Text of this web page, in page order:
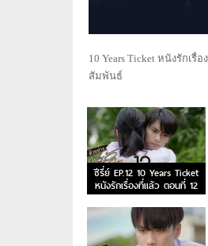
10 Years Ticket หนังรักเ
สัมพันธ์
ซีรี่ย์ EP.12 10 Years Ticket
หนังรักเรื่องที่แล้ว ตอนที่ 12